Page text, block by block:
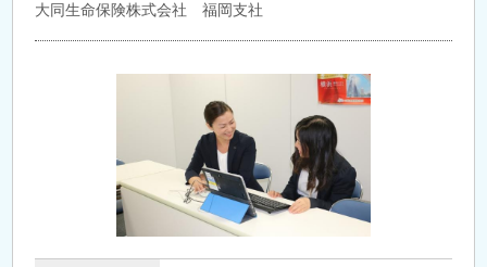
大同生命保険株式会社 福岡支社